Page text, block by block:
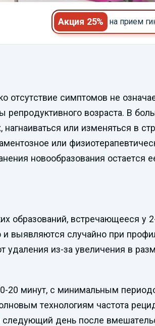
Акция 25% на прием
Смотреть
симптомов не
возраста. В
или изменяться в
или
новообразования остается
образований, встречающееся у
выявляются случайно при
удаления из-за увеличения в
20 минут, с минимальным
технологиям частота
день после